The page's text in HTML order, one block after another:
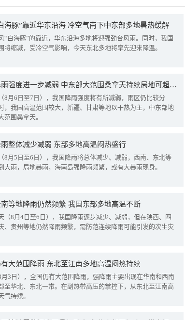
海豚”靠近华东沿海 冷空气南下中东部多地暑热缓解
“白海豚”的靠近，华东沿海多地将迎强劲台风雨。同时，我国
将缩减，受冷空气影响，今天东北多地将率先迎来降温。
我国降雨强度进一步减弱 中东部大范围桑拿天持续局地可超38℃
8月6日至7日），我国降雨强度将有所减弱，雨区仍比较分
，我国高温范围较大，新疆、甘肃等地以干热为主，中东部地
范围桑拿天。
整体减少减弱 东部多地高温闷热盛行
8月5日至6日），我国降雨将总体减少、减弱，西南、东北等
大雨，局地暴雨，海南岛强降雨频繁，或有大暴雨现身。
等地降雨仍然频繁 我国东部多地高温不断
（8月4日至6日），我国降雨逐步减少、减弱，但在陕西、四
、贵州等地仍然降雨频繁，需防范连续降雨可能引发的次生灾
大范围降雨 东北至江南多地高温闷热持续
月3日），全国仍有大范围降雨，强降雨主要出现在华南和西南
至华北、东北一带。在副热带高压的掌控下，从东北至江南高
气持续。